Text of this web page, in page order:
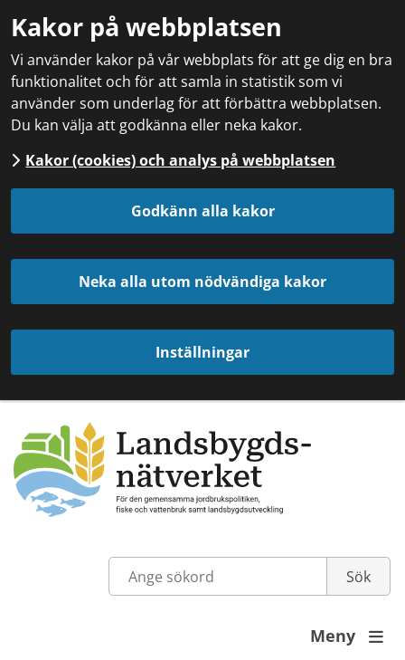
Kakor på webbplatsen
Vi använder kakor på vår webbplats för att ge dig en bra
funktionalitet och för att samla in statistik som vi
använder som underlag för att förbättra webbplatsen.
Du kan välja att godkänna eller neka kakor.
Kakor (cookies) och analys på webbplatsen
Godkänn alla kakor
Neka alla utom nödvändiga kakor
Inställningar
Meny 